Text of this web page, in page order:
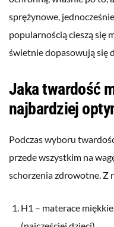
sprężynowe,
popularnością cieszą się
świetnie dopasowują się
Jaka twardość
najbardziej
Podczas wyboru
przede wszystkim na
schorzenia zdrowotne. Z
H1 – materace